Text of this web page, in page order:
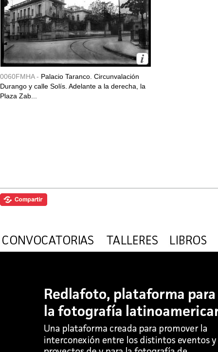
0060FMHA - Palacio Taranco. Circunvalación
Durango y calle Solís. Adelante a la derecha, la
Plaza Zab...